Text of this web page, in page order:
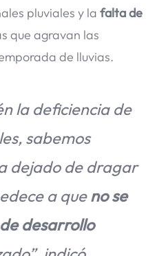
pluviales y la falta de
que agravan las
de lluvias.
la deficiencia de
sabemos
dejado de dragar
a queno se
desarrollo